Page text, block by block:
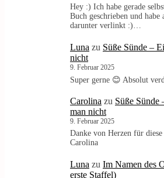
Hey :) Ich habe gerade
Buch geschrieben und habe
darunter verlinkt :)…
Luna zu Süße Sünde –
nicht
9. Februar 2025
Super gerne 😊 Absolut
Carolina zu Süße Sünde
man nicht
9. Februar 2025
Danke von Herzen für
Carolina
Luna zu Im Namen des
erste Staffel)